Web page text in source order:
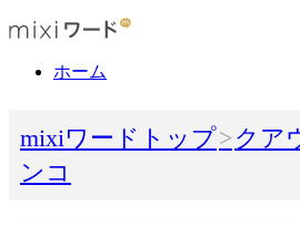
ホーム
mixiワードトップ
クア
ンコ